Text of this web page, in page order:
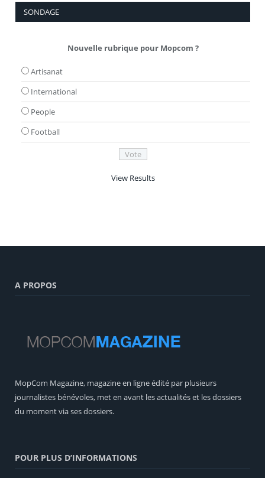
SONDAGE
Nouvelle rubrique pour Mopcom ?
Artisanat
International
People
Football
View Results
A PROPOS
MopCom Magazine, magazine en ligne édité par plusieurs
journalistes bénévoles, met en avant les actualités et les dossiers
du moment via ses dossiers.
POUR PLUS D’INFORMATIONS